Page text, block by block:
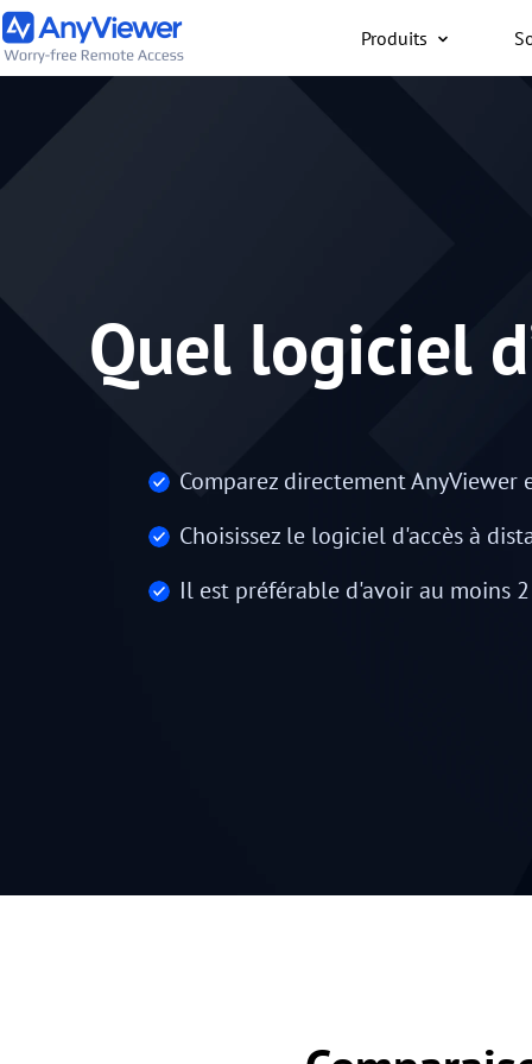
Produits
PC/Mac/mobile, où que
Quel logiciel
Comparez directement
Choisissez le logiciel d'accès à
Il est préférable d'avoir au moins